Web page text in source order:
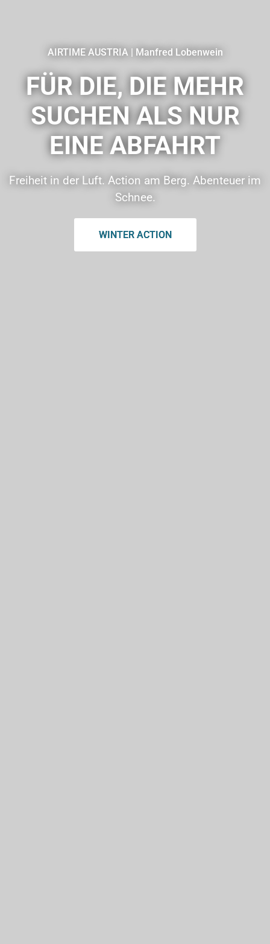
AIRTIME AUSTRIA | Manfred Lobenwein
FÜR DIE, DIE MEHR
SUCHEN ALS NUR
EINE ABFAHRT
Freiheit in der Luft. Action am Berg. Abenteuer im
Schnee.
WINTER ACTION